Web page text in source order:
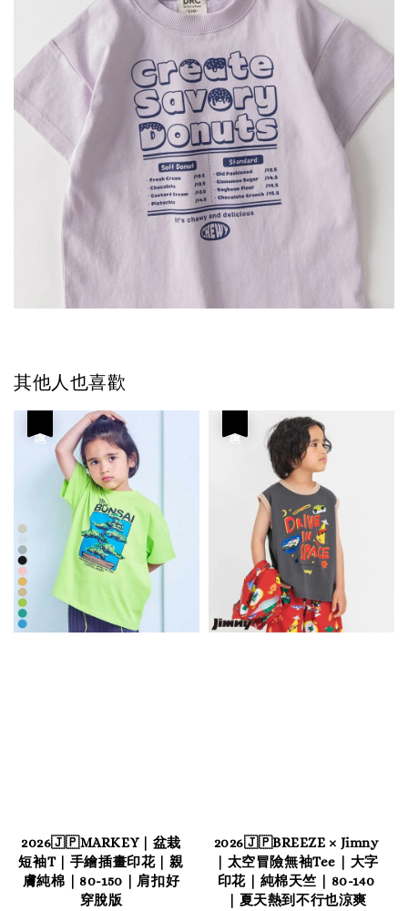
其他人也喜歡
2026🇯🇵MARKEY｜盆栽
短袖T｜手繪插畫印花｜親
膚純棉｜80-150｜肩扣好
穿脫版
2026🇯🇵BREEZE × Jimny
｜太空冒險無袖Tee｜大字
印花｜純棉天竺｜80-140
｜夏天熱到不行也涼爽